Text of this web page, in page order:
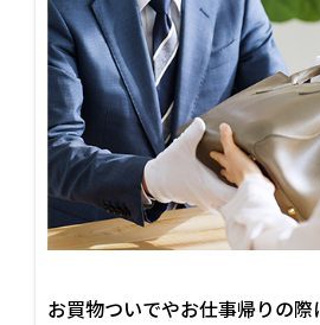
お買物ついでやお仕事帰りの際